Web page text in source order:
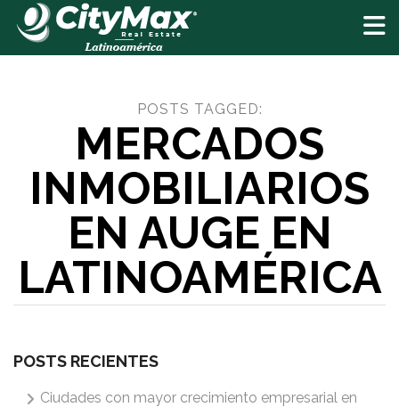
POSTS TAGGED:
MERCADOS
INMOBILIARIOS
EN AUGE EN
LATINOAMÉRICA
POSTS RECIENTES
Ciudades con mayor crecimiento empresarial en